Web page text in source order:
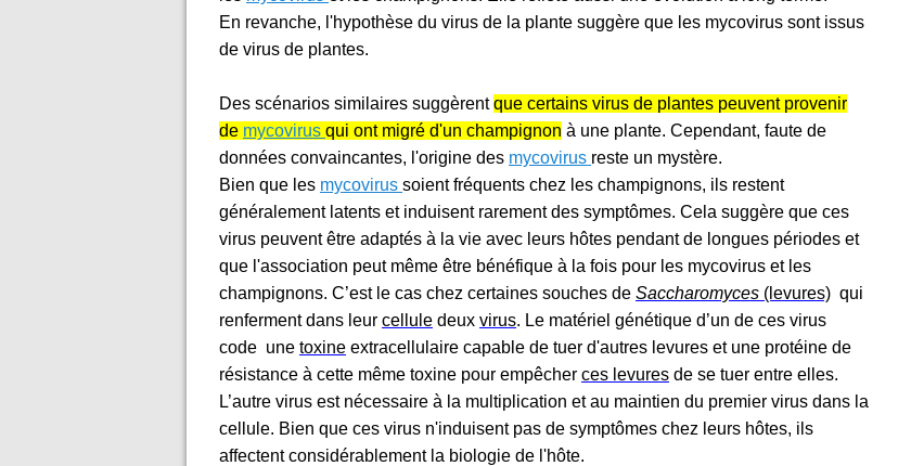
En revanche, l'hypothèse du virus de la plante suggère que les mycovirus sont issus
de virus de plantes.
Des scénarios similaires suggèrentque certains virus de plantes peuvent provenir
de mycovirus qui ont migré d'un champignon à une plante. Cependant, faute de
données convaincantes, l'origine des mycovirus reste un mystère.
Bien que les mycovirus soient fréquents chez les champignons, ils restent
généralement latents et induisent rarement des symptômes. Cela suggère que ces
virus peuvent être adaptés à la vie avec leurs hôtes pendant de longues périodes et
que l'association peut même être bénéfique à la fois pour les mycovirus et les
champignons. C’est le cas chez certaines souches de Saccharomyces (levures) qui
renferment dans leur cellule deux virus. Le matériel génétique d’un de ces virus
code une toxine extracellulaire capable de tuer d'autres levures et une protéine de
résistance à cette même toxine pour empêcher ces levures de se tuer entre elles.
L’autre virus est nécessaire à la multiplication et au maintien du premier virus dans la
cellule. Bien que ces virus n'induisent pas de symptômes chez leurs hôtes, ils
affectent considérablement la biologie de l'hôte.